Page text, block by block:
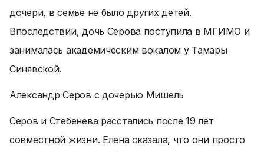
дочери, в семье не было других детей.
Впоследствии, дочь Серова поступила в МГИМО и
занималась академическим вокалом у Тамары
Синявской.
Александр Серов с дочерью Мишель
Серов и Стебенева расстались после 19 лет
совместной жизни. Елена сказала, что они просто